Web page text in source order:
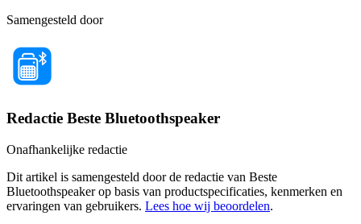
Samengesteld door
Redactie Beste Bluetoothspeaker
Onafhankelijke redactie
Dit artikel is samengesteld door de redactie van Beste
Bluetoothspeaker op basis van productspecificaties, kenmerken en
ervaringen van gebruikers. Lees hoe wij beoordelen.